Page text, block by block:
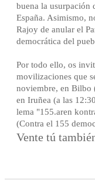
buena la usurpación
España. Asimismo,
Rajoy de anular el
democrática del
Por todo ello, os
movilizaciones que
noviembre, en Bilbo
en Iruñea (a las
lema "155.aren
(Contra el 155
Vente tú